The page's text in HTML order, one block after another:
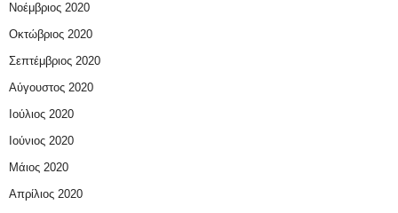
Νοέμβριος 2020
Οκτώβριος 2020
Σεπτέμβριος 2020
Αύγουστος 2020
Ιούλιος 2020
Ιούνιος 2020
Μάιος 2020
Απρίλιος 2020